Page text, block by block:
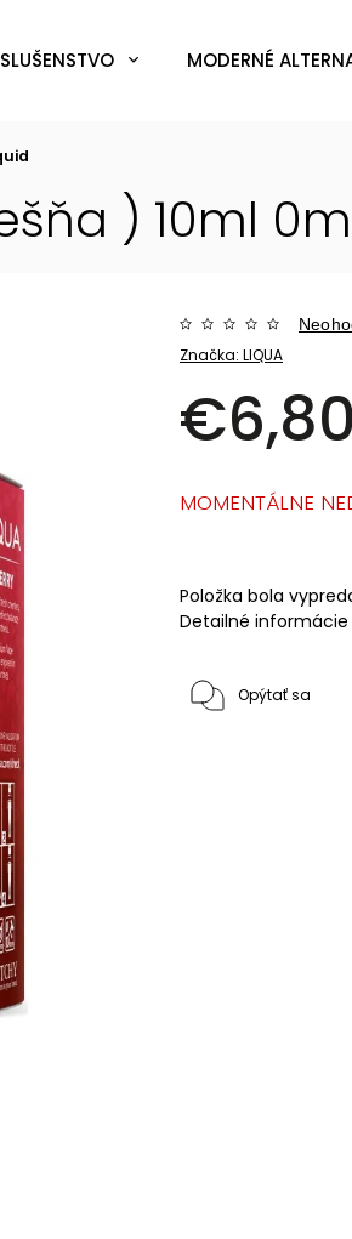
MODERNÉ
) 10ml
Značka:LIQUA
€6,80
Položka bola
MOMENTÁLNE
Detailné informácie
Opýtať sa